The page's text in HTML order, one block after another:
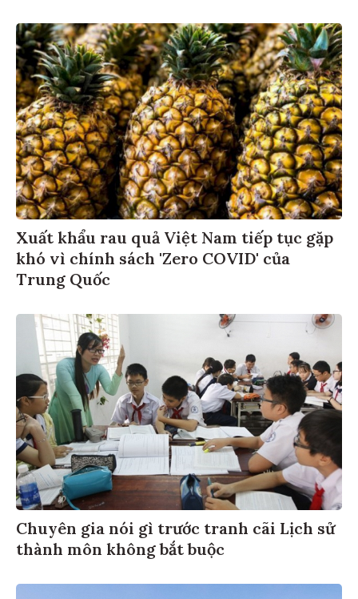
Xuất khẩu rau quả Việt Nam tiếp tục gặp
khó vì chính sách 'Zero COVID' của
Trung Quốc
Chuyên gia nói gì trước tranh cãi Lịch sử
thành môn không bắt buộc